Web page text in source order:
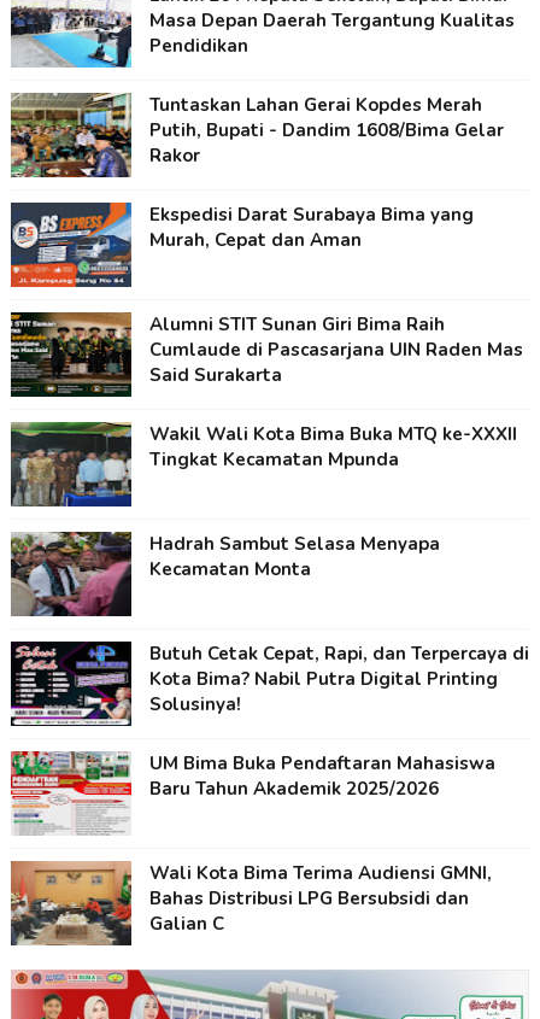
Masa Depan Daerah Tergantung Kualitas
Pendidikan
Tuntaskan Lahan Gerai Kopdes Merah
Putih, Bupati - Dandim 1608/Bima Gelar
Rakor
Ekspedisi Darat Surabaya Bima yang
Murah, Cepat dan Aman
Alumni STIT Sunan Giri Bima Raih
Cumlaude di Pascasarjana UIN Raden Mas
Said Surakarta
Wakil Wali Kota Bima Buka MTQ ke-XXXII
Tingkat Kecamatan Mpunda
Hadrah Sambut Selasa Menyapa
Kecamatan Monta
Butuh Cetak Cepat, Rapi, dan Terpercaya di
Kota Bima? Nabil Putra Digital Printing
Solusinya!
UM Bima Buka Pendaftaran Mahasiswa
Baru Tahun Akademik 2025/2026
Wali Kota Bima Terima Audiensi GMNI,
Bahas Distribusi LPG Bersubsidi dan
Galian C